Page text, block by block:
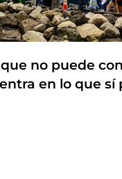
no puede
en lo que sí